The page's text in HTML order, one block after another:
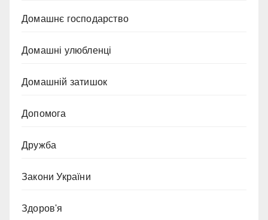
Домашнє господарство
Домашні улюбленці
Домашній затишок
Допомога
Дружба
Закони України
Здоров'я